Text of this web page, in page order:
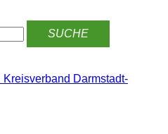
Kreisverband Darmstadt-